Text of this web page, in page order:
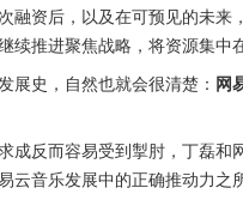
融资后，以及在可预见的未
续推进聚焦战略，将资源集中
展史，自然也就会很清楚： 网
成反而容易受到掣肘，丁磊
云音乐发展中的正确推动力之